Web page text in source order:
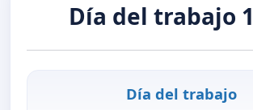
Día del trabajo
Día del trabajo